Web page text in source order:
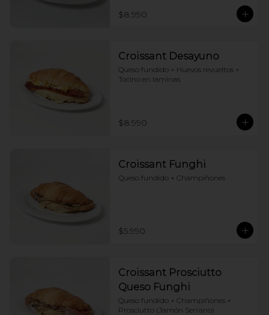
$8.990
Croissant Desayuno
Queso fundido + Huevos revueltos +
Tocino en laminas
$8.990
Croissant Funghi
Queso fundido + Champiñones
$5.990
Croissant Prosciutto
Queso Funghi
Queso fundido + Champiñones +
Prosciutto (Jamón Serrano)